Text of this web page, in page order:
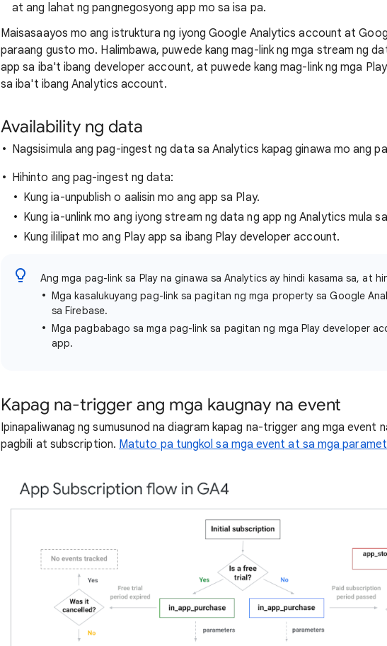
at ang lahat ng pangnegosyong app mo sa isa pa.
Maisasaayos mo ang istruktura ng iyong Google Analytics account at
paraang gusto mo. Halimbawa, puwede kang mag-link ng mga stream ng
app sa iba't ibang developer account, at puwede kang mag-link ng mga
sa iba't ibang Analytics account.
Availability ng data
Nagsisimula ang pag-ingest ng data sa Analytics kapag ginawa mo ang
Hihinto ang pag-ingest ng data:
Kung ia-unpublish o aalisin mo ang app sa Play.
Kung ia-unlink mo ang iyong stream ng data ng app ng Analytics mula
Kung ililipat mo ang Play app sa ibang Play developer account.
Ang mga pag-link sa Play na ginawa sa Analytics ay hindi kasama sa, at
Mga kasalukuyang pag-link sa pagitan ng mga property sa Google
sa Firebase.
Mga pagbabago sa mga pag-link sa pagitan ng mga Play developer
app.
Kapag na-trigger ang mga kaugnay na event
Ipinapaliwanag ng sumusunod na diagram kapag na-trigger ang mga event
pagbili at subscription. Matuto pa tungkol sa mga event at sa mga